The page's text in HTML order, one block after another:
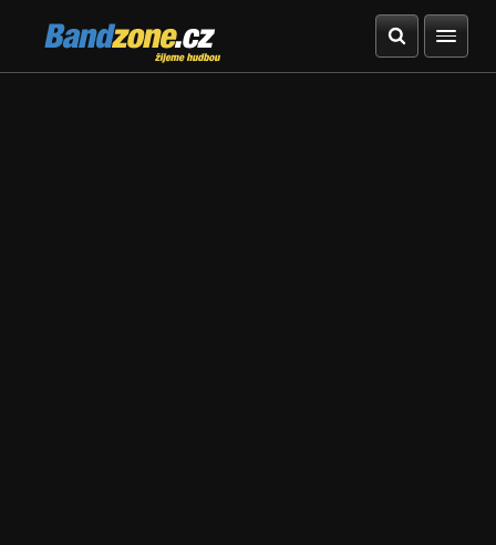
Bandzone.cz
žijeme hudbou